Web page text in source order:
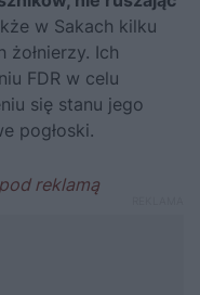
w Sakach kilku
żołnierzy. Ich
FDR w celu
się stanu jego
pogłoski.